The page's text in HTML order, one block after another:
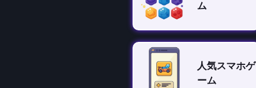
ム
人気スマホゲ
ーム